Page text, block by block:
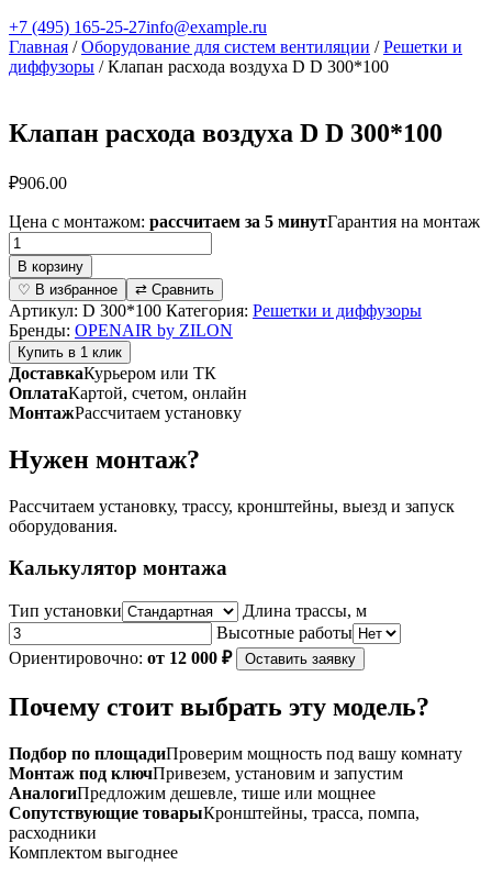
+7 (495) 165-25-27info@example.ru
Главная /Оборудование для систем вентиляции /Решетки и
диффузоры / Клапан расхода воздуха D D 300*100
Клапан расхода воздуха D D 300*100
₽906.00
Цена с монтажом: рассчитаем за 5 минутГарантия на монтаж
Количество
товара
Клапан
расхода
воздуха
D
D
300*100
В корзину
♡ В избранное
⇄ Сравнить
Артикул: D 300*100 Категория: Решетки и диффузоры
Бренды: OPENAIR by ZILON
Купить в 1 клик
ДоставкаКурьером или ТК
ОплатаКартой, счетом, онлайн
МонтажРассчитаем установку
Нужен монтаж?
Рассчитаем установку, трассу, кронштейны, выезд и запуск
оборудования.
Калькулятор монтажа
Тип установки
Длина трассы, м
Высотные работы
Ориентировочно: от 12 000 ₽ Оставить заявку
Почему стоит выбрать эту модель?
Подбор по площадиПроверим мощность под вашу комнату
Монтаж под ключПривезем, установим и запустим
АналогиПредложим дешевле, тише или мощнее
Сопутствующие товарыКронштейны, трасса, помпа,
расходники
Комплектом выгоднее